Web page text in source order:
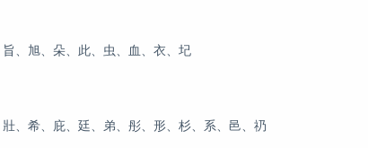
、旭、朵、此、虫、血、衣、圮
、希、庇、廷、弟、彤、形、杉、系、邑、礽